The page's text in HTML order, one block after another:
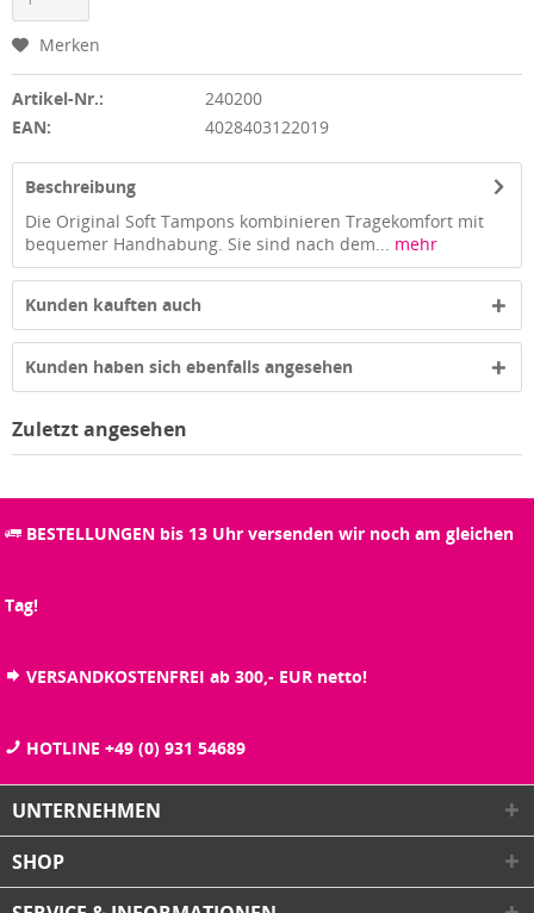
Merken
Artikel-Nr.:
240200
EAN:
4028403122019
Beschreibung
Die Original Soft Tampons kombinieren Tragekomfort mit
bequemer Handhabung. Sie sind nach dem... mehr
Kunden kauften auch
Kunden haben sich ebenfalls angesehen
Zuletzt angesehen
BESTELLUNGEN bis 13 Uhr versenden wir noch am gleichen
Tag!
VERSANDKOSTENFREI ab 300,- EUR netto!
HOTLINE +49 (0) 931 54689
UNTERNEHMEN
SHOP